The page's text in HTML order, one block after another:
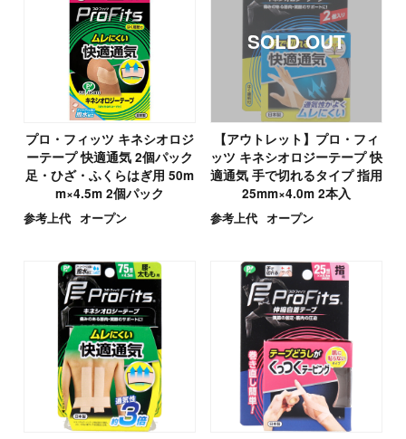
プロ・フィッツ キネシオロジ
ーテープ 快適通気 2個パック
足・ひざ・ふくらはぎ用 50m
m×4.5m 2個パック
参考上代 オープン
【アウトレット】プロ・フィ
ッツ キネシオロジーテープ 快
適通気 手で切れるタイプ 指用
25mm×4.0m 2本入
参考上代 オープン